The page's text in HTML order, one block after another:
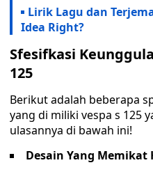
Lirik Lagu dan
Idea Right?
Sfesifkasi
125
Berikut adalah beberapa
yang di miliki vespa s 125
ulasannya di bawah ini!
Desain Yang Memikat